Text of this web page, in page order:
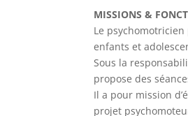
MISSIONS &
Le
enfants et
Sous la
propose des
Il a pour mission
projet